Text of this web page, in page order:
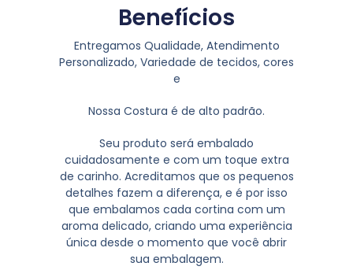
Benefícios
Entregamos Qualidade, Atendimento
Personalizado, Variedade de tecidos, cores
e
Nossa Costura é de alto padrão.
Seu produto será embalado
cuidadosamente e com um toque extra
de carinho. Acreditamos que os pequenos
detalhes fazem a diferença, e é por isso
que embalamos cada cortina com um
aroma delicado, criando uma experiência
única desde o momento que você abrir
sua embalagem.